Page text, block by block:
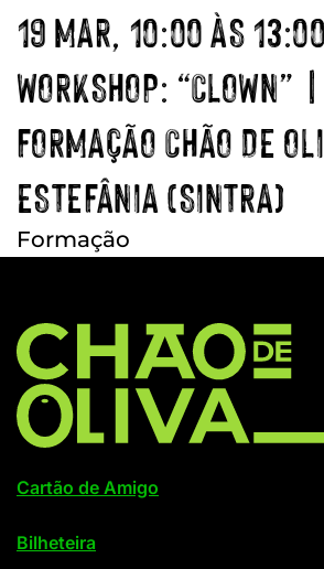
19 MAR, 10:00 ÀS
WORKSHOP: “CLOWN”
FORMAÇÃO CHÃO DE
ESTEFÂNIA (SINTRA)
Formação
Cartão de Amigo
Bilheteira